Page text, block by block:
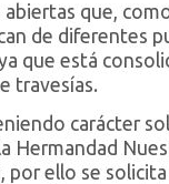
que,
de diferentes
que está
travesías.
carácter
Hermandad
por ello se solicita